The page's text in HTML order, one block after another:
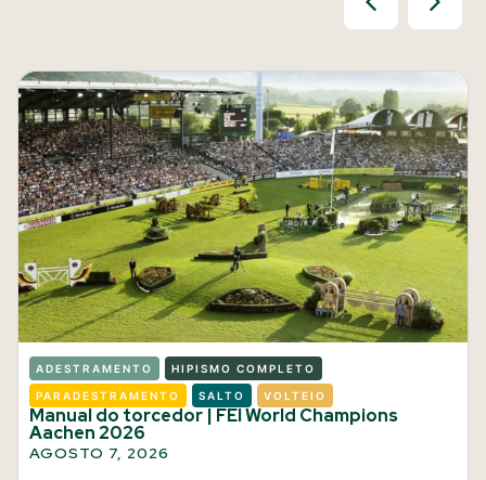
ADESTRAMENTO HIPISMO COMPLETO
PARADESTRAMENTO SALTO VOLTEIO
Manual do torcedor | FEI World Champions
Aachen 2026
AGOSTO 7, 2026